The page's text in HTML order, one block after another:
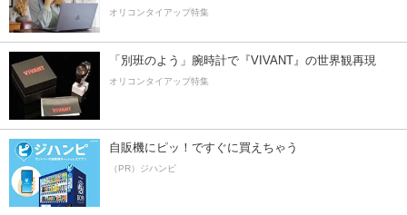
オリコンタイアップ特集
「別班のよう」腕時計で『VIVANT』の世界観再現
オリコンタイアップ特集
自販機にピッ！ですぐに買えちゃう
（PR）ジハンピ